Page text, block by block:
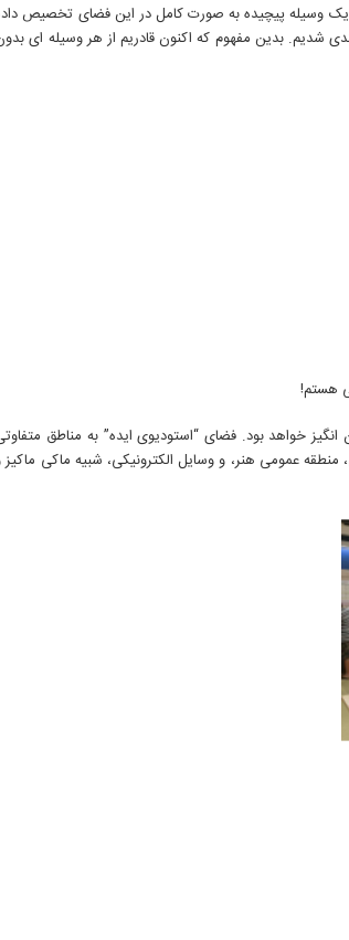
یک وسیله پیچیده به صورت کامل در این فضای تخصیص
شدیم. بدین مفهوم که اکنون قادریم از هر وسیله ای
هستم!
خواهد بود. فضای “استودیوی ایده” به مناطق
عمومی هنر، و وسایل الکترونیکی، شبیه ماکی ماکیز